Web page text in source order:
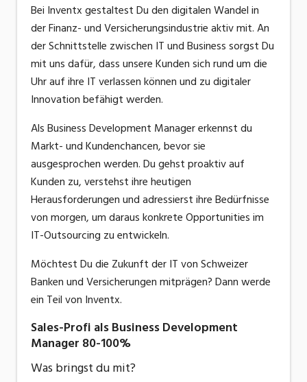
Verkauf, Handel, Kundenberatung,
Aussendienst
Bei Inventx gestaltest Du den digitalen Wandel in
der Finanz- und Versicherungsindustrie aktiv mit. An
der Schnittstelle zwischen IT und Business sorgst Du
mit uns dafür, dass unsere Kunden sich rund um die
Uhr auf ihre IT verlassen können und zu digitaler
Innovation befähigt werden.
Als Business Development Manager erkennst du
Markt- und Kundenchancen, bevor sie
ausgesprochen werden. Du gehst proaktiv auf
Kunden zu, verstehst ihre heutigen
Herausforderungen und adressierst ihre Bedürfnisse
von morgen, um daraus konkrete Opportunities im
IT-Outsourcing zu entwickeln.
Möchtest Du die Zukunft der IT von Schweizer
Banken und Versicherungen mitprägen? Dann werde
ein Teil von Inventx.
Sales-Profi als Business Development
Manager 80-100%
Was bringst du mit?